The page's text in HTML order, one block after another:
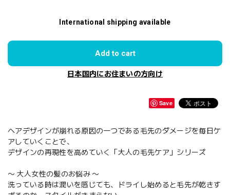
International shipping available
Add to cart
日本国内にお住まいの方向け
Save
ヘアデザインが崩れる原因の一つである毛先のダメージを毎日ケ
アしていくことで、
デザインの再現性を高めていく「大人の毛先ケア」シリーズ
〜 大人女性の髪のお悩み 〜
洗っている時は潤いを感じても、ドライし始めると毛先が乾きす